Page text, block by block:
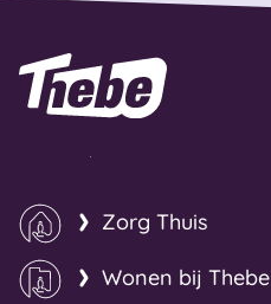
Naar homepage
Zorg Thuis
Wonen bij Thebe